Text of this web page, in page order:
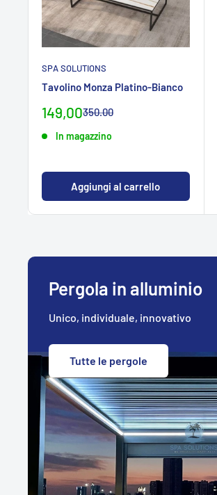
SPA SOLUTIONS
Tavolino Monza Platino-Bianco
Prezzo
149,00Prezzo
350.00
In magazzino
Aggiungi al carrello
Pergola in alluminio
Unico, individuale, innovativo
Tutte le pergole